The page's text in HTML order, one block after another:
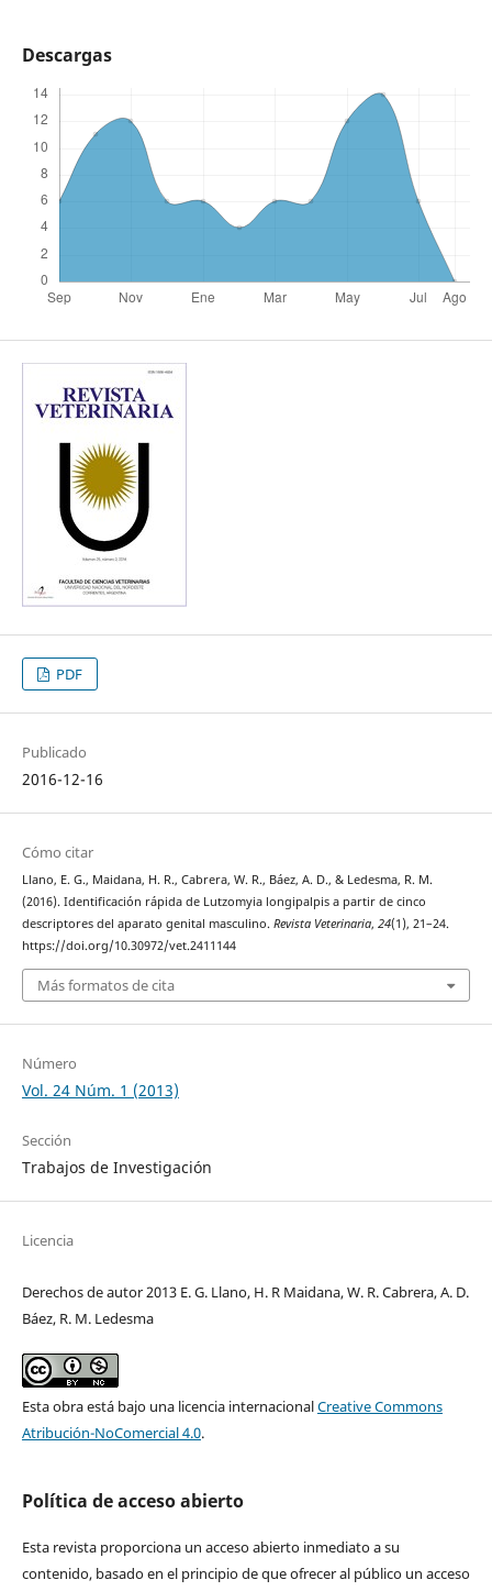
Descargas
PDF
Publicado
2016-12-16
Cómo citar
Llano, E. G., Maidana, H. R., Cabrera, W. R., Báez, A. D., & Ledesma, R. M.
(2016). Identificación rápida de Lutzomyia longipalpis a partir de cinco
descriptores del aparato genital masculino. Revista Veterinaria, 24(1), 21–24.
https://doi.org/10.30972/vet.2411144
Más formatos de cita
Número
Vol. 24 Núm. 1 (2013)
Sección
Trabajos de Investigación
Licencia
Derechos de autor 2013 E. G. Llano, H. R Maidana, W. R. Cabrera, A. D.
Báez, R. M. Ledesma
Esta obra está bajo una licencia internacionalCreative Commons
Atribución-NoComercial 4.0.
Política de acceso abierto
Esta revista proporciona un acceso abierto inmediato a su
contenido, basado en el principio de que ofrecer al público un acceso